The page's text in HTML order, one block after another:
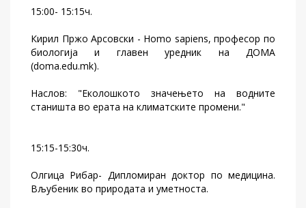
15:00- 15:15ч.
Кирил Пржо Арсовски - Homo sapiens, професор по
биологија и главен уредник на ДОМА
(doma.edu.mk).
Наслов: "Еколошкото значењето на водните
станишта во ерата на климатските промени."
15:15-15:30ч.
Олгица Рибар- Дипломиран доктор по медицина.
Вљубеник во природата и уметноста.